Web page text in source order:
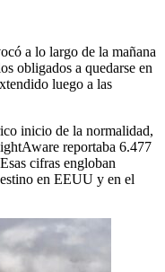
a lo largo de la mañana
obligados a quedarse en
luego a las
inicio de la normalidad,
reportaba 6.477
cifras engloban
en EEUU y en el